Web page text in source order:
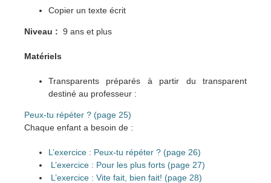
Copier un texte écrit
Niveau : 9 ans et plus
Matériels
Transparents préparés à partir du transparent
destiné au professeur :
Peux-tu répéter ? (page 25)
Chaque enfant a besoin de :
L’exercice : Peux-tu répéter ? (page 26)
L’exercice : Pour les plus forts (page 27)
L’exercice : Vite fait, bien fait! (page 28)